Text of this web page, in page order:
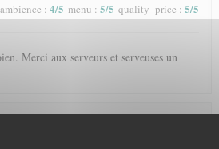
ambience : 4/5 menu : 5/5 quality_price : 5/5
Merci aux serveurs et serveuses un